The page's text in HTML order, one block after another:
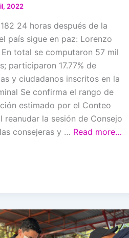
2022
24 horas después de la
país sigue en paz: Lorenzo
total se computaron 57 mil
participaron 17.77% de
y ciudadanos inscritos en la
Se confirma el rango de
estimado por el Conteo
reanudar la sesión de Consejo
consejeras y … Read more…